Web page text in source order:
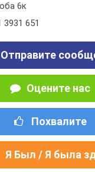
6к
3931 651
Отправите
Оцените нас
Похвалите
Я Был / Я была